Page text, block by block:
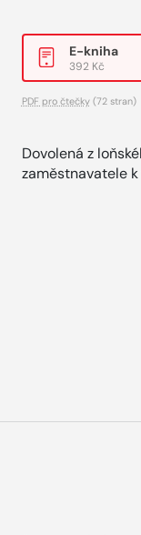
E-kniha
392 Kč
PDF pro čtečky(72 stran)
Dovolená z
zaměstnavatele k